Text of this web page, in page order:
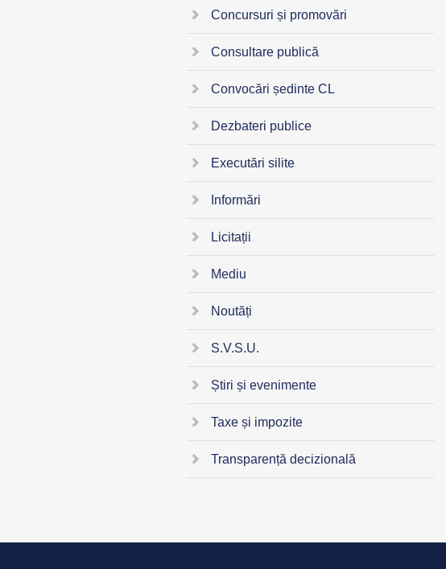
Concursuri și promovări
Consultare publică
Convocări ședinte CL
Dezbateri publice
Executări silite
Informări
Licitații
Mediu
Noutăți
S.V.S.U.
Știri și evenimente
Taxe și impozite
Transparență decizională